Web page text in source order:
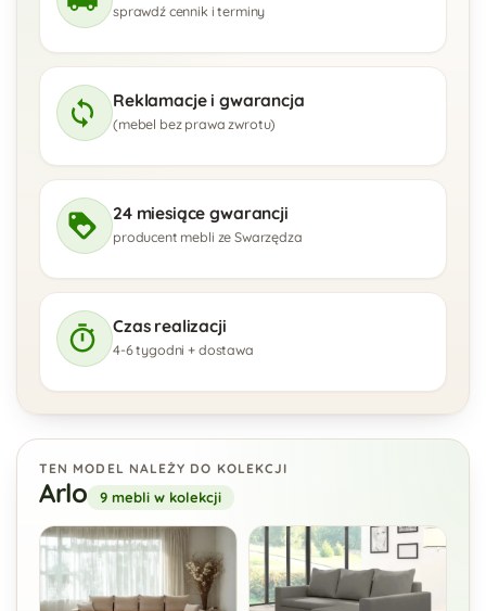
sprawdź cennik i terminy
Reklamacje i gwarancja
(mebel bez prawa zwrotu)
24 miesiące gwarancji
producent mebli ze Swarzędza
Czas realizacji
4-6 tygodni + dostawa
TEN MODEL NALEŻY DO KOLEKCJI
Arlo 9 mebli w kolekcji